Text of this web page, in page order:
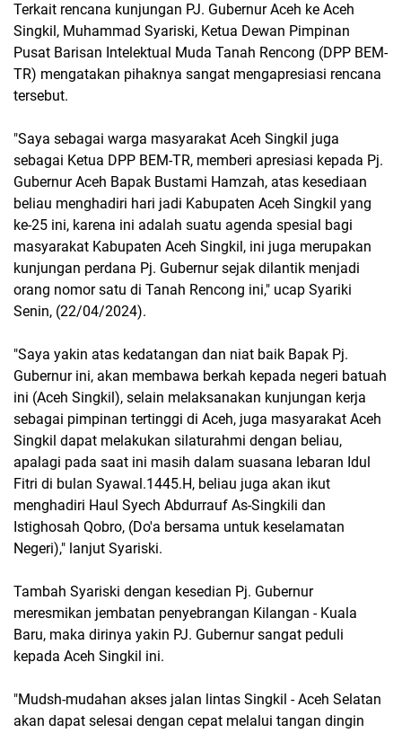
Terkait rencana kunjungan PJ. Gubernur Aceh ke Aceh
Singkil, Muhammad Syariski, Ketua Dewan Pimpinan
Pusat Barisan Intelektual Muda Tanah Rencong (DPP BEM-
TR) mengatakan pihaknya sangat mengapresiasi rencana
tersebut.
"Saya sebagai warga masyarakat Aceh Singkil juga
sebagai Ketua DPP BEM-TR, memberi apresiasi kepada Pj.
Gubernur Aceh Bapak Bustami Hamzah, atas kesediaan
beliau menghadiri hari jadi Kabupaten Aceh Singkil yang
ke-25 ini, karena ini adalah suatu agenda spesial bagi
masyarakat Kabupaten Aceh Singkil, ini juga merupakan
kunjungan perdana Pj. Gubernur sejak dilantik menjadi
orang nomor satu di Tanah Rencong ini," ucap Syariki
Senin, (22/04/2024).
"Saya yakin atas kedatangan dan niat baik Bapak Pj.
Gubernur ini, akan membawa berkah kepada negeri batuah
ini (Aceh Singkil), selain melaksanakan kunjungan kerja
sebagai pimpinan tertinggi di Aceh, juga masyarakat Aceh
Singkil dapat melakukan silaturahmi dengan beliau,
apalagi pada saat ini masih dalam suasana lebaran Idul
Fitri di bulan Syawal.1445.H, beliau juga akan ikut
menghadiri Haul Syech Abdurrauf As-Singkili dan
Istighosah Qobro, (Do'a bersama untuk keselamatan
Negeri)," lanjut Syariski.
Tambah Syariski dengan kesedian Pj. Gubernur
meresmikan jembatan penyebrangan Kilangan - Kuala
Baru, maka dirinya yakin PJ. Gubernur sangat peduli
kepada Aceh Singkil ini.
"Mudsh-mudahan akses jalan lintas Singkil - Aceh Selatan
akan dapat selesai dengan cepat melalui tangan dingin